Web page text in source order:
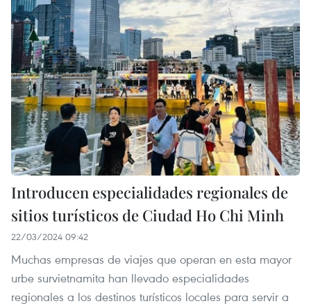
Introducen especialidades regionales de
sitios turísticos de Ciudad Ho Chi Minh
22/03/2024 09:42
Muchas empresas de viajes que operan en esta mayor
urbe survietnamita han llevado especialidades
regionales a los destinos turísticos locales para servir a